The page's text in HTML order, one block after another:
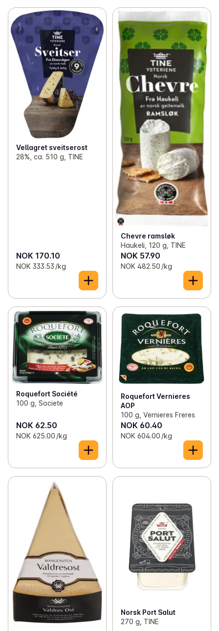
Vellagret sveitserost
28%, ca. 510 g, TINE
NOK 170.10
NOK 333.53 /kg
Chevre ramsløk
Haukeli, 120 g, TINE
NOK 57.90
NOK 482.50 /kg
Roquefort Société
100 g, Societe
NOK 62.50
NOK 625.00 /kg
Roquefort Vernieres
AOP
100 g, Vernieres Freres
NOK 60.40
NOK 604.00 /kg
Norsk Port Salut
270 g, TINE